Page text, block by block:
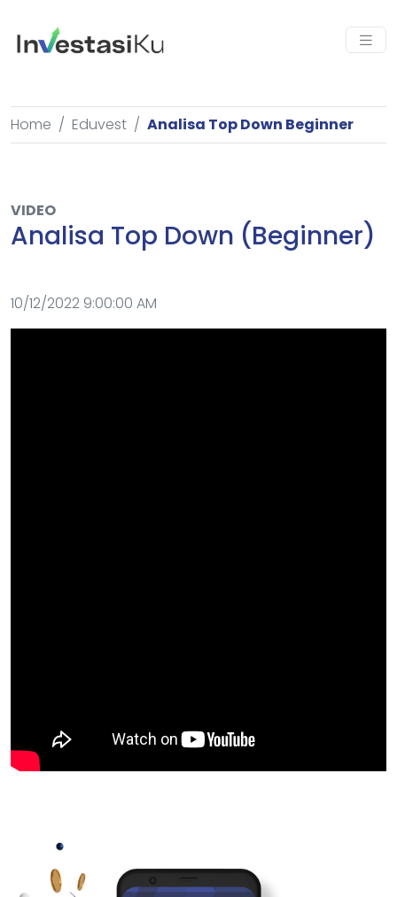
Home Eduvest Analisa Top Down Beginner
VIDEO
Analisa Top Down (Beginner)
10/12/2022 9:00:00 AM